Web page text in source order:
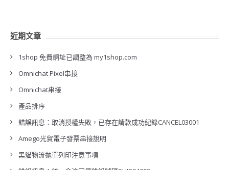
近期文章
1shop 免費網址已調整為 my1shop.com
Omnichat Pixel串接
Omnichat串接
產品排序
錯誤訊息：取消授權失敗，已存在請款成功紀錄CANCEL03001
Amego光貿電子發票串接說明
黑貓物流拋單列印注意事項